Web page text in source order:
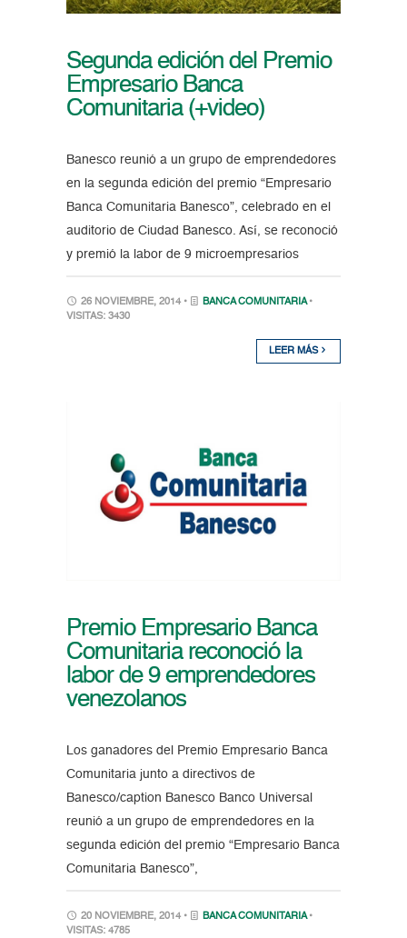
Segunda edición del Premio
Empresario Banca
Comunitaria (+video)
Banesco reunió a un grupo de emprendedores
en la segunda edición del premio “Empresario
Banca Comunitaria Banesco”, celebrado en el
auditorio de Ciudad Banesco. Así, se reconoció
y premió la labor de 9 microempresarios
26 NOVIEMBRE, 2014 • BANCA COMUNITARIA •
VISITAS: 3430
LEER MÁS
Premio Empresario Banca
Comunitaria reconoció la
labor de 9 emprendedores
venezolanos
Los ganadores del Premio Empresario Banca
Comunitaria junto a directivos de
Banesco/caption Banesco Banco Universal
reunió a un grupo de emprendedores en la
segunda edición del premio “Empresario Banca
Comunitaria Banesco”,
20 NOVIEMBRE, 2014 • BANCA COMUNITARIA •
VISITAS: 4785